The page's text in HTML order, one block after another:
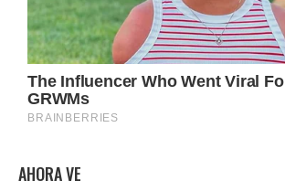
AHORA VE